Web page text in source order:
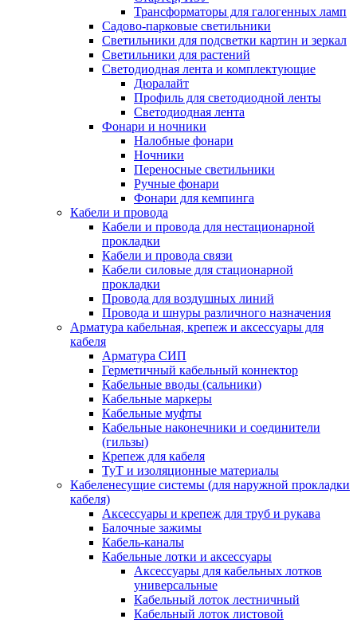
Трансформаторы для галогенных ламп
Садово-парковые светильники
Светильники для подсветки картин и зеркал
Светильники для растений
Светодиодная лента и комплектующие
Дюралайт
Профиль для светодиодной ленты
Светодиодная лента
Фонари и ночники
Налобные фонари
Ночники
Переносные светильники
Ручные фонари
Фонари для кемпинга
Кабели и провода
Кабели и провода для нестационарной
прокладки
Кабели и провода связи
Кабели силовые для стационарной
прокладки
Провода для воздушных линий
Провода и шнуры различного назначения
Арматура кабельная, крепеж и аксессуары для
кабеля
Арматура СИП
Герметичный кабельный коннектор
Кабельные вводы (сальники)
Кабельные маркеры
Кабельные муфты
Кабельные наконечники и соединители
(гильзы)
Крепеж для кабеля
ТуТ и изоляционные материалы
Кабеленесущие системы (для наружной прокладки
кабеля)
Аксессуары и крепеж для труб и рукава
Балочные зажимы
Кабель-каналы
Кабельные лотки и аксессуары
Аксессуары для кабельных лотков
универсальные
Кабельный лоток лестничный
Кабельный лоток листовой